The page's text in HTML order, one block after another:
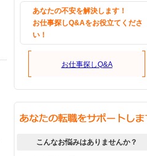
あなたの不安を解決します！
お仕事探しQ&Aをお役立てくださ
い！
お仕事探しQ&A
こんなお悩みはありませんか？